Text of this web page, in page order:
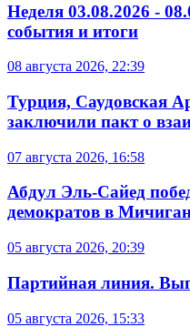
Неделя 03.08.2026 -
события и итоги
08 августа 2026, 22:39
Турция, Саудовская
заключили пакт о
07 августа 2026, 16:58
Абдул Эль-Сайед
демократов в
05 августа 2026, 20:39
Партийная линия.
05 августа 2026, 15:33